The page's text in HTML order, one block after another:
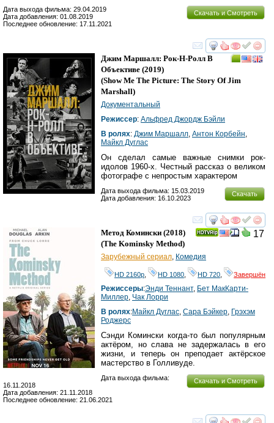
Скачать и Смотреть
Дата выхода фильма: 29.04.2019
Дата добавления: 01.08.2019
Последнее обновление: 17.11.2021
смотреть
Джим Маршалл: Рок-Н-Ролл В
Объективе (2019)
(Show Me The Picture: The Story Of Jim
Marshall)
Документальный
Режиссер: Альфред Джордж Бэйли
В ролях: Джим Маршалл, Антон Корбейн,
Майкл Дуглас
Он сделал самые важные снимки рок-
идолов 1960-х. Честный рассказ о великом
фотографе с непростым характером
Скачать
Дата выхода фильма: 15.03.2019
Дата добавления: 16.10.2023
смотреть
17
Метод Комински (2018)
(The Kominsky Method)
Зарубежный сериал, Комедия
HD 2160р HD 1080 HD 720 Завершён
Режиссеры:Энди Теннант, Бет МакКарти-
Миллер, Чак Лорри
В ролях:Майкл Дуглас, Сара Бэйкер, Грэхэм
Роджерс
Сэнди Комински когда-то был популярным
актёром, но слава не задержалась в его
жизни, и теперь он преподает актёрское
мастерство в Голливуде.
Скачать и Смотреть
Дата выхода фильма:
16.11.2018
Дата добавления: 21.11.2018
Последнее обновление: 21.06.2021